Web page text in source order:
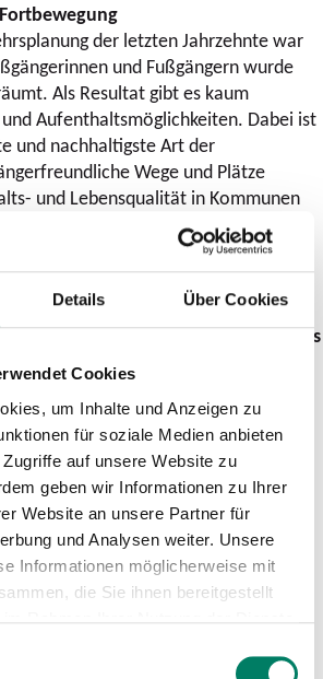
Details Über Cookies
Cookies
um Inhalte und Anzeigen zu
für soziale Medien anbieten
auf unsere Website zu
geben wir Informationen zu Ihrer
Website an unsere Partner für
und Analysen weiter. Unsere
Informationen möglicherweise mit
die Sie ihnen bereitgestellt
der letzten Jahrzehnte war
und Fußgängern wurde
Als Resultat gibt es kaum
Aufenthaltsmöglichkeiten. Dabei ist
und nachhaltigste Art der
Wege und Plätze
und Lebensqualität in Kommunen
Fußverkehrs-Check NRW an“, so
des Zukunftsnetz
beim Verkehrsverbund Rhein-Sieg in
führen in 2022 mit Unterstützung des
NRW einen „Fußverkehrs-Check